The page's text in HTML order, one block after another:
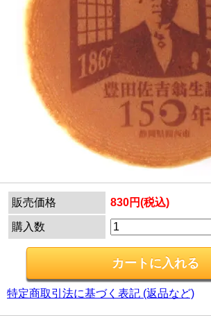
販売価格 830円(税込)
購入数
特定商取引法に基づく表記 (返品など)